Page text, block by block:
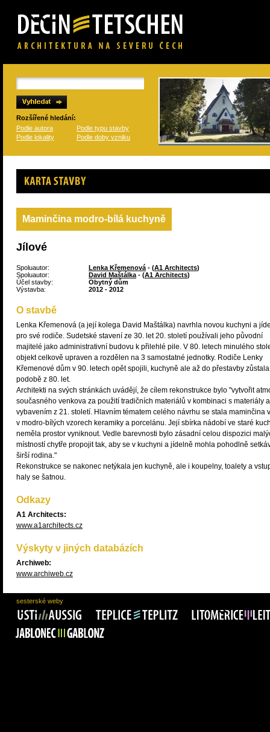
Rozšířené hledání:
Podle autora
Podle typu stavby
Podle lokality
Podle doby vzniku
Karta stavby
Maminčina modro-bílá kuchyně
Jílové
Spoluautor: Lenka Křemenová - (A1 Architects)
Spoluautor:
David Maštálka - (A1 Architects)
Účel stavby:
Obytný dům
Výstavba:
2012 - 2012
O stavbě
Lenka Křemenová (a její kolega David Maštálka) navrhla novou kuchyni a
pro své rodiče. Sudetské stavení ze 30. let 20. století používali jeho původní
majitelé jako administrativní budovu k přilehlé pile. V 80. letech minulého
objekt celkově upraven a rozdělen na 3 samostatné jednotky. Rodiče Lenky
Křemenové dům v 90. letech opět spojili, kuchyně ale až do přestavby
podobě z 80. let.
Architekti na svých stránkách uvádějí, že cílem rekonstrukce bylo "vytvořit
současného venkova za použití tradičních materiálů v kombinaci s materiály a
vybavením z 21. století. Hlavním tématem celého návrhu se stala maminčina
v modro-bílých vzorech keramiky a porcelánu. Její sbírka nádobí ve staré
neměla prostor vyniknout. Vedle barevnosti bylo zásadní celou dispozici
místností chytře propojit tak, aby se v kuchyni a jídelně mohla pohodlně
širší rodina."
Rekonstrukce se nakonec netýkala jen kuchyně, ale i koupelny, toalety a
haly se šatnou.
Odkazy
A1 Architects:
www.a1architects.cz
Výskyty v jiných databázích
Archiweb:
www.archiweb.cz
sesterské weby